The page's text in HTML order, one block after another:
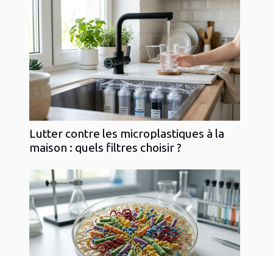
Lutter contre les microplastiques à la
maison : quels filtres choisir ?